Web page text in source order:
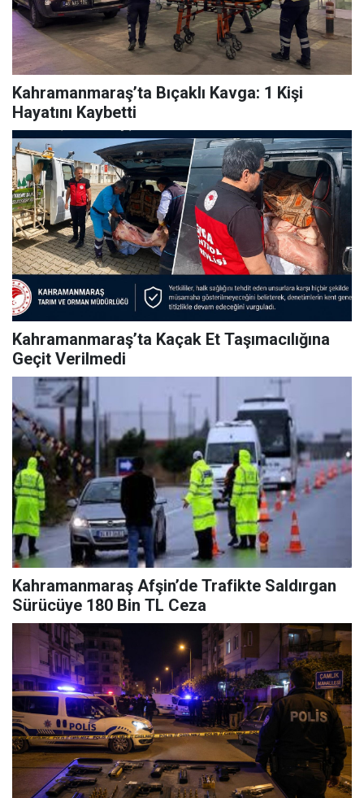
Kahramanmaraş’ta Bıçaklı Kavga: 1 Kişi
Hayatını Kaybetti
Kahramanmaraş’ta Kaçak Et Taşımacılığına
Geçit Verilmedi
Kahramanmaraş Afşin’de Trafikte Saldırgan
Sürücüye 180 Bin TL Ceza